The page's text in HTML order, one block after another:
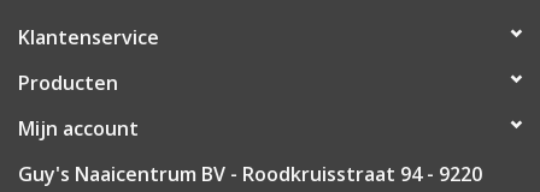
Klantenservice
Producten
Mijn account
Guy's Naaicentrum BV - Roodkruisstraat 94 - 9220